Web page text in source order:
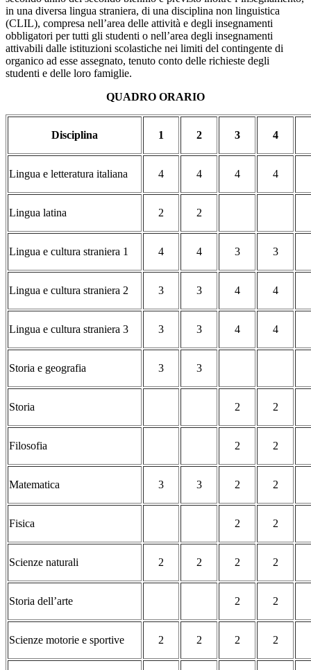
in una diversa lingua straniera, di una disciplina non linguistica
(CLIL), compresa nell’area delle attività e degli insegnamenti
obbligatori per tutti gli studenti o nell’area degli insegnamenti
attivabili dalle istituzioni scolastiche nei limiti del contingente di
organico ad esse assegnato, tenuto conto delle richieste degli
studenti e delle loro famiglie.
QUADRO ORARIO
Disciplina 1 2 3 4
Lingua e letteratura italiana 4 4 4 4
Lingua latina 2 2
Lingua e cultura straniera 1 4 4 3 3
Lingua e cultura straniera 2 3 3 4 4
Lingua e cultura straniera 3 3 3 4 4
Storia e geografia 3 3
Storia 2 2
Filosofia 2 2
Matematica 3 3 2 2
Fisica 2 2
Scienze naturali 2 2 2 2
Storia dell’arte 2 2
Scienze motorie e sportive 2 2 2 2